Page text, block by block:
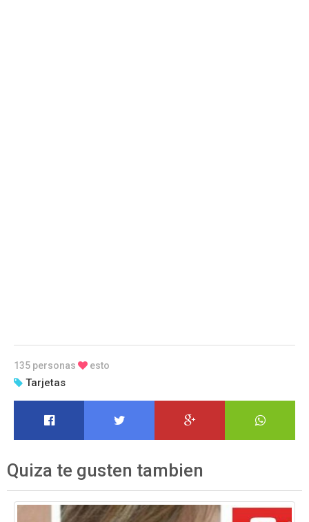
135 personas esto
Tarjetas
Quiza te gusten tambien